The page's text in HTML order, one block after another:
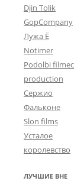
Djin Tolik
GopCompany
Лужа Ё
Notimer
Podolbi filmec
production
Сержио
Фальконе
Slon films
Усталое
королевство
ЛУЧШИЕ ВНЕ